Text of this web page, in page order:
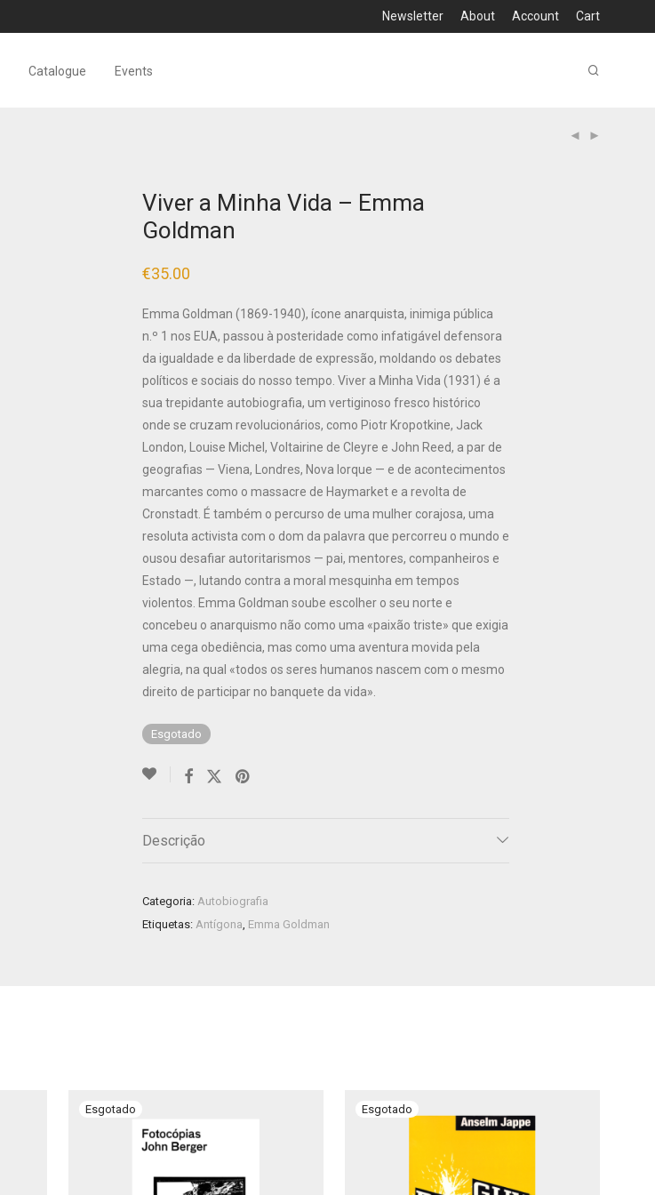
Newsletter About Account Cart
Catalogue Events
Viver a Minha Vida – Emma
Goldman
€35.00
Emma Goldman (1869-1940), ícone anarquista, inimiga pública
n.º 1 nos EUA, passou à posteridade como infatigável defensora
da igualdade e da liberdade de expressão, moldando os debates
políticos e sociais do nosso tempo. Viver a Minha Vida (1931) é a
sua trepidante autobiografia, um vertiginoso fresco histórico
onde se cruzam revolucionários, como Piotr Kropotkine, Jack
London, Louise Michel, Voltairine de Cleyre e John Reed, a par de
geografias — Viena, Londres, Nova Iorque — e de acontecimentos
marcantes como o massacre de Haymarket e a revolta de
Cronstadt. É também o percurso de uma mulher corajosa, uma
resoluta activista com o dom da palavra que percorreu o mundo e
ousou desafiar autoritarismos — pai, mentores, companheiros e
Estado —, lutando contra a moral mesquinha em tempos
violentos. Emma Goldman soube escolher o seu norte e
concebeu o anarquismo não como uma «paixão triste» que exigia
uma cega obediência, mas como uma aventura movida pela
alegria, na qual «todos os seres humanos nascem com o mesmo
direito de participar no banquete da vida».
Esgotado
Descrição
Categoria: Autobiografia
Etiquetas: Antígona, Emma Goldman